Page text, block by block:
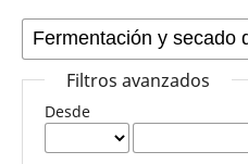
Filtros avanzados
Desde